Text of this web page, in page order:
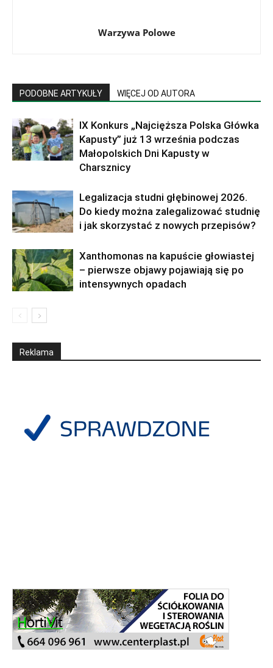
Warzywa Polowe
PODOBNE ARTYKUŁY WIĘCEJ OD AUTORA
IX Konkurs „Najcięższa Polska Główka
Kapusty” już 13 września podczas
Małopolskich Dni Kapusty w
Charsznicy
Legalizacja studni głębinowej 2026.
Do kiedy można zalegalizować studnię
i jak skorzystać z nowych przepisów?
Xanthomonas na kapuście głowiastej
– pierwsze objawy pojawiają się po
intensywnych opadach
Reklama